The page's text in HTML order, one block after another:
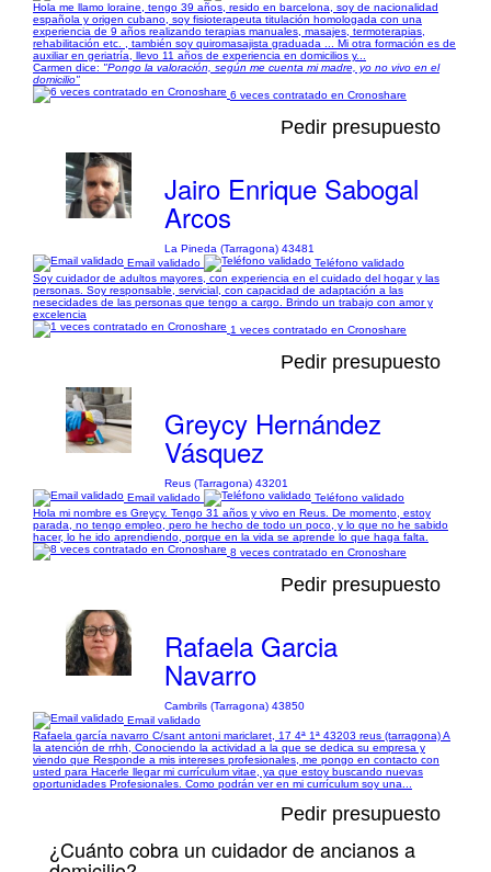
Hola me llamo loraine, tengo 39 años, resido en barcelona, soy de nacionalidad
española y origen cubano, soy fisioterapeuta titulación homologada con una
experiencia de 9 años realizando terapias manuales, masajes, termoterapias,
rehabilitación etc. , también soy quiromasajista graduada ... Mi otra formación es de
auxiliar en geriatría, llevo 11 años de experiencia en domicilios y...
Carmen dice: "Pongo la valoración, según me cuenta mi madre, yo no vivo en el
domicilio"
6 veces contratado en Cronoshare
Pedir presupuesto
Jairo Enrique Sabogal
Arcos
La Pineda (Tarragona) 43481
Email validado
Teléfono validado
Soy cuidador de adultos mayores, con experiencia en el cuidado del hogar y las
personas. Soy responsable, servicial, con capacidad de adaptación a las
nesecidades de las personas que tengo a cargo. Brindo un trabajo con amor y
excelencia
1 veces contratado en Cronoshare
Pedir presupuesto
Greycy Hernández
Vásquez
Reus (Tarragona) 43201
Email validado
Teléfono validado
Hola mi nombre es Greycy. Tengo 31 años y vivo en Reus. De momento, estoy
parada, no tengo empleo, pero he hecho de todo un poco, y lo que no he sabido
hacer, lo he ido aprendiendo, porque en la vida se aprende lo que haga falta.
8 veces contratado en Cronoshare
Pedir presupuesto
Rafaela Garcia
Navarro
Cambrils (Tarragona) 43850
Email validado
Rafaela garcía navarro C/sant antoni mariclaret, 17 4ª 1ª 43203 reus (tarragona) A
la atención de rrhh, Conociendo la actividad a la que se dedica su empresa y
viendo que Responde a mis intereses profesionales, me pongo en contacto con
usted para Hacerle llegar mi currículum vitae, ya que estoy buscando nuevas
oportunidades Profesionales. Como podrán ver en mi currículum soy una...
Pedir presupuesto
¿Cuánto cobra un cuidador de ancianos a